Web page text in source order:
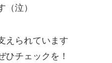
（泣）
えられています
ひチェックを！